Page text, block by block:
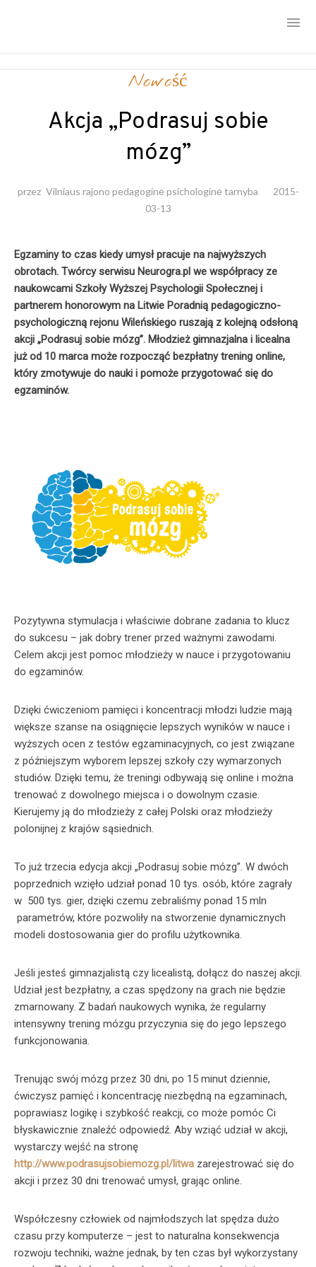
Nowość
Akcja „Podrasuj sobie
mózg”
przez Vilniaus rajono pedagoginė psichologinė tarnyba
2015-
03-13
Egzaminy to czas kiedy umysł pracuje na najwyższych
obrotach. Twórcy serwisu Neurogra.pl we współpracy ze
naukowcami Szkoły Wyższej Psychologii Społecznej i
partnerem honorowym na Litwie Poradnią pedagogiczno-
psychologiczną rejonu Wileńskiego ruszają z kolejną odsłoną
akcji „Podrasuj sobie mózg”. Młodzież gimnazjalna i licealna
już od 10 marca może rozpocząć bezpłatny trening online,
który zmotywuje do nauki i pomoże przygotować się do
egzaminów.
Pozytywna stymulacja i właściwie dobrane zadania to klucz
do sukcesu – jak dobry trener przed ważnymi zawodami.
Celem akcji jest pomoc młodzieży w nauce i przygotowaniu
do egzaminów.
Dzięki ćwiczeniom pamięci i koncentracji młodzi ludzie mają
większe szanse na osiągnięcie lepszych wyników w nauce i
wyższych ocen z testów egzaminacyjnych, co jest związane
z późniejszym wyborem lepszej szkoły czy wymarzonych
studiów. Dzięki temu, że treningi odbywają się online i można
trenować z dowolnego miejsca i o dowolnym czasie.
Kierujemy ją do młodzieży z całej Polski oraz młodzieży
polonijnej z krajów sąsiednich.
To już trzecia edycja akcji „Podrasuj sobie mózg”. W dwóch
poprzednich wzięło udział ponad 10 tys. osób, które zagrały
w 500 tys. gier, dzięki czemu zebraliśmy ponad 15 mln
parametrów, które pozwoliły na stworzenie dynamicznych
modeli dostosowania gier do profilu użytkownika.
Jeśli jesteś gimnazjalistą czy licealistą, dołącz do naszej akcji.
Udział jest bezpłatny, a czas spędzony na grach nie będzie
zmarnowany. Z badań naukowych wynika, że regularny
intensywny trening mózgu przyczynia się do jego lepszego
funkcjonowania.
Trenując swój mózg przez 30 dni, po 15 minut dziennie,
ćwiczysz pamięć i koncentrację niezbędną na egzaminach,
poprawiasz logikę i szybkość reakcji, co może pomóc Ci
błyskawicznie znaleźć odpowiedź. Aby wziąć udział w akcji,
wystarczy wejść na stronę
http://www.podrasujsobiemozg.pl/litwa zarejestrować się do
akcji i przez 30 dni trenować umysł, grając online.
Współczesny człowiek od najmłodszych lat spędza dużo
czasu przy komputerze – jest to naturalna konsekwencja
rozwoju techniki, ważne jednak, by ten czas był wykorzystany